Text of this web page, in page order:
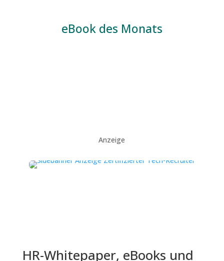
eBook des Monats
Anzeige
HR-Whitepaper, eBooks und